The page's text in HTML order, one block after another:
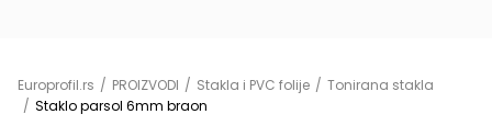
Europrofil.rs PROIZVODI Stakla i PVC folije
Tonirana stakla
Staklo parsol 6mm braon